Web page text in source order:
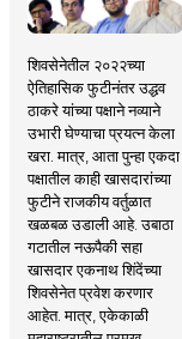
शिवसेनेतील २०२२च्या
ऐतिहासिक फुटीनंतर उद्धव
ठाकरे यांच्या पक्षाने नव्याने
उभारी घेण्याचा प्रयत्न केला
खरा. मात्र, आता पुन्हा एकदा
पक्षातील काही खासदारांच्या
फुटीने राजकीय वर्तुळात
खळबळ उडाली आहे. उबाठा
गटातील नऊपैकी सहा
खासदार एकनाथ शिंदेंच्या
शिवसेनेत प्रवेश करणार
आहेत. मात्र, एकेकाळी